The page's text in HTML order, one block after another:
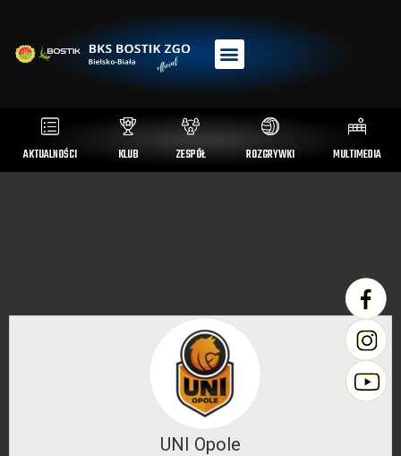
AKTUALNOŚCI KLUB ZESPÓŁ ROZGRYWKI MULTIMEDIA
UNI Opole